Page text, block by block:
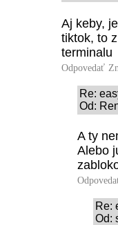
Aj keby,
tiktok, to
terminalu
Odpovedať
Re:
Od:
A ty
Alebo
Re:
Od: